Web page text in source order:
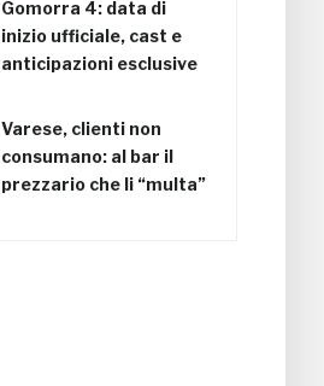
Gomorra 4: data di
inizio ufficiale, cast e
anticipazioni esclusive
Varese, clienti non
consumano: al bar il
prezzario che li “multa”